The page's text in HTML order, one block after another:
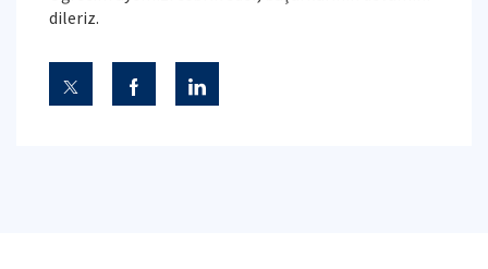
dileriz.